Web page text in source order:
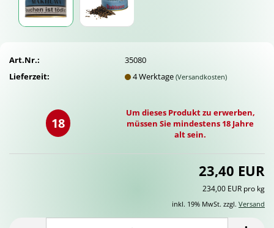
Art.Nr.:
35080
Lieferzeit:
4 Werktage(Versandkosten)
18
Um dieses Produkt zu erwerben,
müssen Sie mindestens 18 Jahre
alt sein.
23,40 EUR
234,00 EUR pro kg
inkl. 19% MwSt. zzgl. Versand